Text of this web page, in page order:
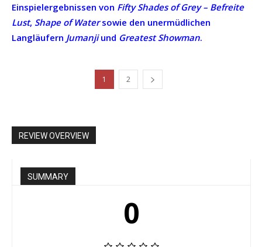
Einspielergebnissen von Fifty Shades of Grey – Befreite
Lust, Shape of Watersowie den unermüdlichen
Langläufern Jumanjiund Greatest Showman.
1 2
REVIEW OVERVIEW
SUMMARY
0